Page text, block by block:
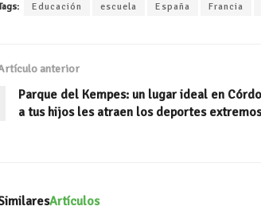
at
A
p
p
b
k
tt ai
m
ti
r
Educación escuela España Francia
anterior
Parque del Kempes: un lugar ideal en
a tus hijos les atraen los deportes extremos
Artículos